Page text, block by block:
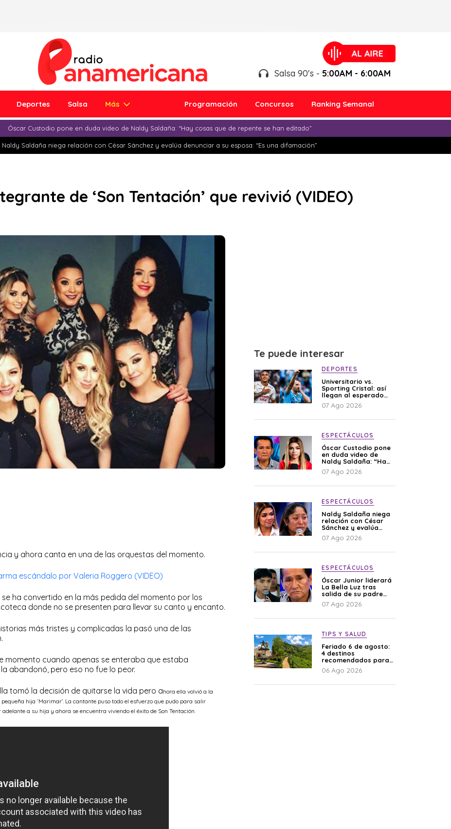
Salsa 90's - 5:00AM - 6:00AM
Deportes Salsa Más Programación Concursos Ranking Semanal
Óscar Custodio pone en duda video de Naldy Saldaña: “Hay cosas que de repente se han editado”
Naldy Saldaña niega relación con César Sánchez y evalúa denunciar a su esposa: “Es una difamación”
de ‘Son Tentación’ que revivió (VIDEO)
y ahora canta en una de las orquestas del momento.
escándalo por Valeria Roggero (VIDEO)
se ha convertido en la más pedida del momento por los
donde no se presenten para llevar su canto y encanto.
más tristes y complicadas la pasó una de las
momento cuando apenas se enteraba que estaba
abandonó, pero eso no fue lo peor.
tomó la decisión de quitarse la vida pero ahora ella volvió a la
hija ‘Marimar’. La cantante puso todo el esfuerzo que pudo para salir
a su hija y ahora se encuentra viviendo el éxito de Son Tentación.
Te puede interesar
DEPORTES
Universitario vs.
Sporting Cristal: así
llegan al esperado
duelo
07 Ago 2026
ESPECTÁCULOS
Óscar Custodio pone
en duda video de
Naldy Saldaña: “Hay
cosas que de repente
se han editado”
07 Ago 2026
ESPECTÁCULOS
Naldy Saldaña niega
relación con César
Sánchez y evalúa
denunciar a su
esposa: “Es una
07 Ago 2026
ESPECTÁCULOS
Óscar Junior liderará
La Bella Luz tras
salida de su padre
por polémica con
Naldy Saldaña
07 Ago 2026
TIPS Y SALUD
Feriado 6 de agosto:
4 destinos
recomendados para
disfrutar el descanso
06 Ago 2026